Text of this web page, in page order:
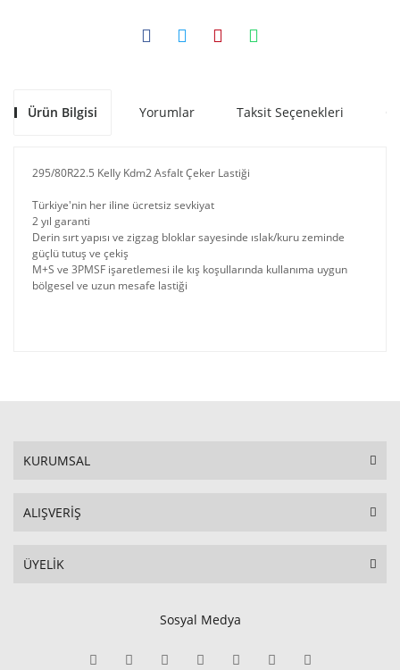
Ürün Bilgisi Yorumlar Taksit Seçenekleri
295/80R22.5 Kelly Kdm2 Asfalt Çeker Lastiği
Türkiye'nin her iline ücretsiz sevkiyat
2 yıl garanti
Derin sırt yapısı ve zigzag bloklar sayesinde ıslak/kuru zeminde
güçlü tutuş ve çekiş
M+S ve 3PMSF işaretlemesi ile kış koşullarında kullanıma uygun
bölgesel ve uzun mesafe lastiği
KURUMSAL
ALIŞVERİŞ
ÜYELİK
Sosyal Medya